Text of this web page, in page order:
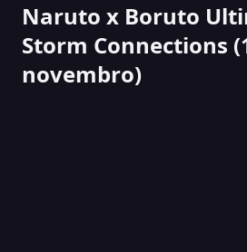
Naruto x Boruto
Storm Connections
novembro)